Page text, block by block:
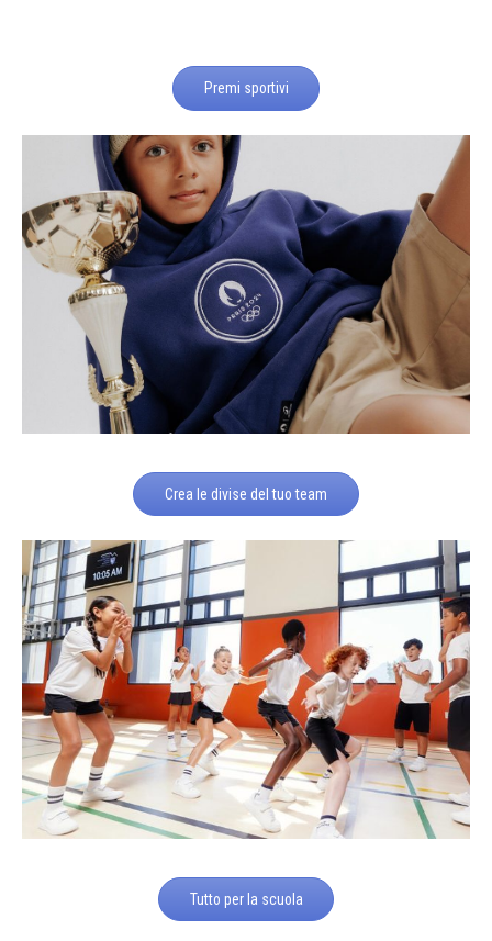
Premi sportivi
Crea le divise del tuo team
Tutto per la scuola